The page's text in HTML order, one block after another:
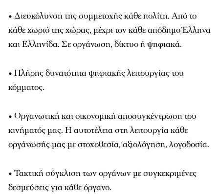
• Διευκόλυνση της συμμετοχής κάθε πολίτη. Από το
κάθε χωριό της χώρας, μέχρι τον κάθε απόδημο Έλληνα
και Ελληνίδα. Σε οργάνωση, δίκτυο ή ψηφιακά.
• Πλήρης δυνατότητα ψηφιακής λειτουργίας του
κόμματος.
• Οργανωτική και οικονομική αποσυγκέντρωση του
κινήματός μας. Η αυτοτέλεια στη λειτουργία κάθε
οργάνωσής μας με στοχοθεσία, αξιολόγηση, λογοδοσία.
• Τακτική σύγκλιση των οργάνων με συγκεκριμένες
δεσμεύσεις για κάθε όργανο.